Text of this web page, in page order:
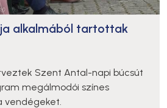
alkalmából tartottak
Szent Antal-napi búcsút
megálmodói színes
vendégeket.